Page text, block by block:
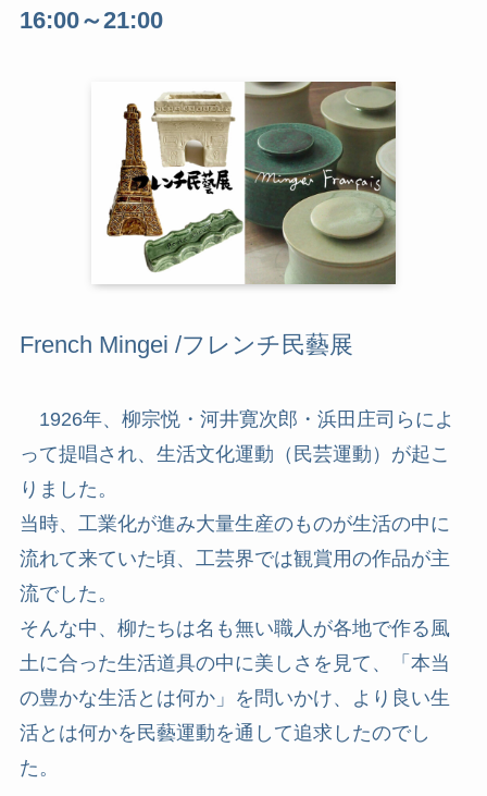
16:00～21:00
French Mingei /フレンチ民藝展
1926年、柳宗悦・河井寛次郎・浜田庄司らによ
って提唱され、生活文化運動（民芸運動）が起こ
りました。
当時、工業化が進み大量生産のものが生活の中に
流れて来ていた頃、工芸界では観賞用の作品が主
流でした。
そんな中、柳たちは名も無い職人が各地で作る風
土に合った生活道具の中に美しさを見て、「本当
の豊かな生活とは何か」を問いかけ、より良い生
活とは何かを民藝運動を通して追求したのでし
た。